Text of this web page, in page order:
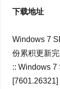
下载地址
Windows 7
份累积更新
:: Windows 7